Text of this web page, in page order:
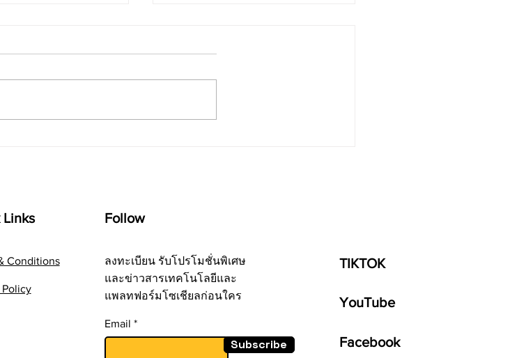
Links
Conditions
Policy
Follow
ลงทะเบียน รับโปรโมชั่นพิเศษ
และข่าวสารเทคโนโลยีและ
แพลทฟอร์มโซเชียลก่อนใคร
Email
Subscribe
TIKTOK
YouTube
Facebook